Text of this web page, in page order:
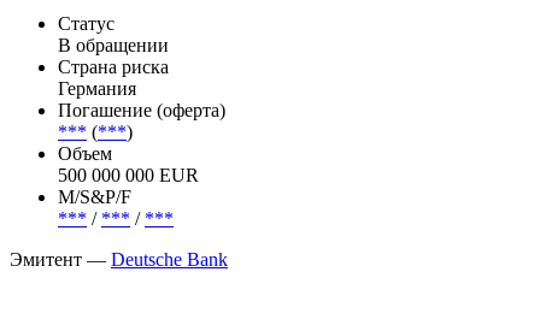
Статус
В обращении
Страна риска
Германия
Погашение (оферта)
*** (***)
Объем
500 000 000 EUR
М/S&P/F
*** / *** / ***
Эмитент — Deutsche Bank